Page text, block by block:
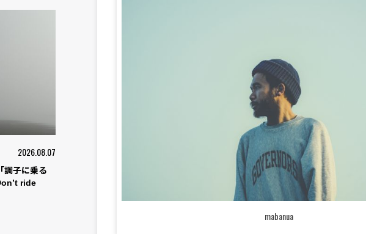
2026.08.07
調子に乗る
ride
mabanua